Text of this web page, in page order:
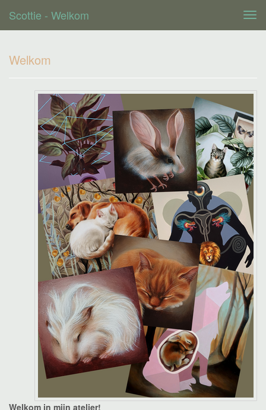
Scottie - Welkom
Welkom
Welkom in mijn atelier!